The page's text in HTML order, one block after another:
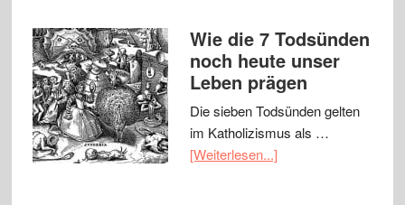
Wie die 7 Todsünden
noch heute unser
Leben prägen
Die sieben Todsünden gelten
im Katholizismus als …
[Weiterlesen...]